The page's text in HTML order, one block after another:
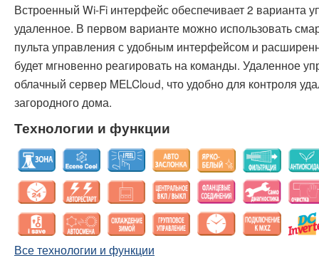
Встроенный Wi-Fi интерфейс обеспечивает 2 варианта
удаленное. В первом варианте можно использовать
пульта управления с удобным интерфейсом и
будет мгновенно реагировать на команды. Удаленное
облачный сервер MELCloud, что удобно для контроля
загородного дома.
Технологии и функции
Все технологии и функции